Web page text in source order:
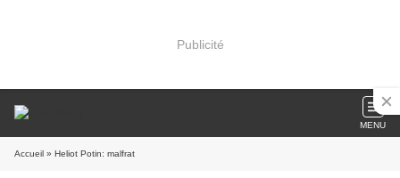
Publicité
MENU
Accueil » Heliot Potin: malfrat